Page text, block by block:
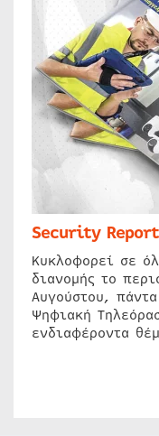
Security Report
Κυκλοφορεί σε
διανομής το
Αυγούστου,
Ψηφιακή
ενδιαφέροντα